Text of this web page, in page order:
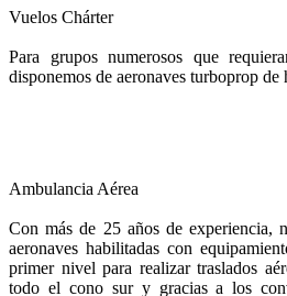
Vuelos Chárter
Para grupos numerosos que
disponemos de aeronaves turboprop de
Ambulancia Aérea
Con más de 25 años de experiencia,
aeronaves habilitadas con
primer nivel para realizar traslados
todo el cono sur y gracias a los